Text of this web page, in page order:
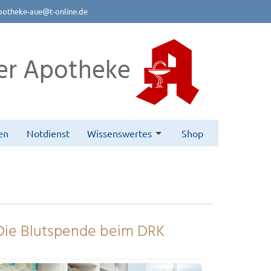
aue@t-online.de
Apotheke
Notdienst Wissenswertes Shop
Blutspende beim DRK